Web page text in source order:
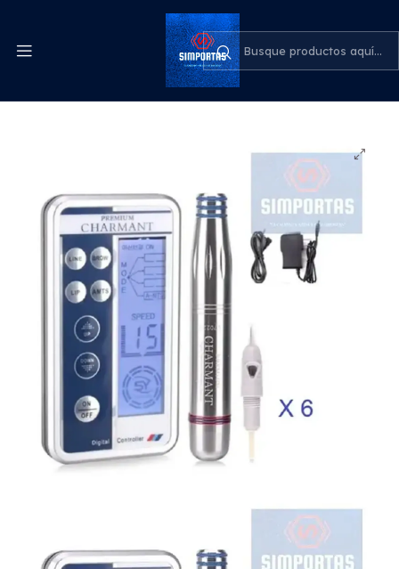
Despachos express a todo el país
Estética y Belleza
Dermografo Charmant Premium Microblading + 6
Repuestos 1pin